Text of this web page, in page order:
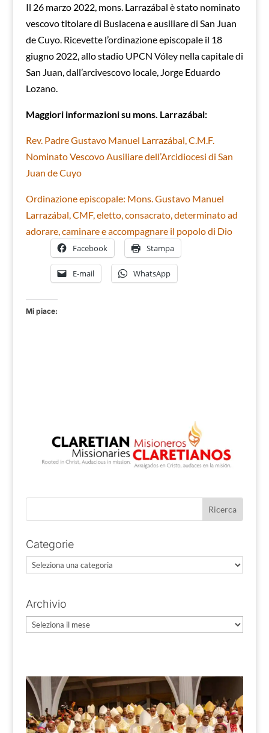
Il 26 marzo 2022, mons. Larrazábal è stato nominato
vescovo titolare di Buslacena e ausiliare di San Juan
de Cuyo. Ricevette l’ordinazione episcopale il 18
giugno 2022, allo stadio UPCN Vóley nella capitale di
San Juan, dall’arcivescovo locale, Jorge Eduardo
Lozano.
Maggiori informazioni su mons. Larrazábal:
Rev. Padre Gustavo Manuel Larrazábal, C.M.F.
Nominato Vescovo Ausiliare dell’Arcidiocesi di San
Juan de Cuyo
Ordinazione episcopale: Mons. Gustavo Manuel
Larrazábal, CMF, eletto, consacrato, determinato ad
adorare, caminare e accompagnare il popolo di Dio
Facebook Stampa
E-mail WhatsApp
Mi piace:
Categorie
Categorie
Archivio
Archivio